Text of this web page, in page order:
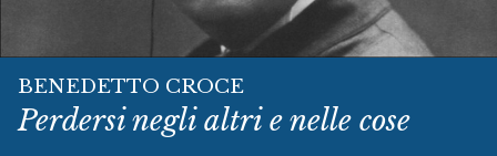
BENEDETTO CROCE
Perdersi negli altri e nelle cose